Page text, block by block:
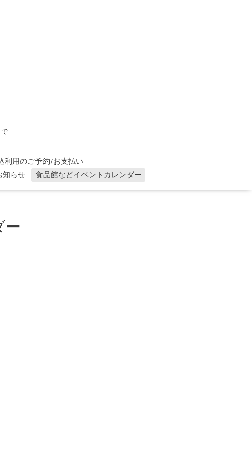
利用のご予約/お支払い
知らせ 食品館などイベントカレンダー
ー